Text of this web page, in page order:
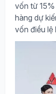
vốn từ
hàng dự
vốn điều lệ